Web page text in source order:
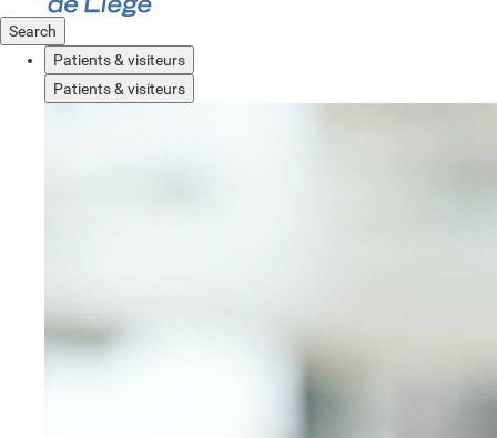
Search
Patients & visiteurs
Patients & visiteurs